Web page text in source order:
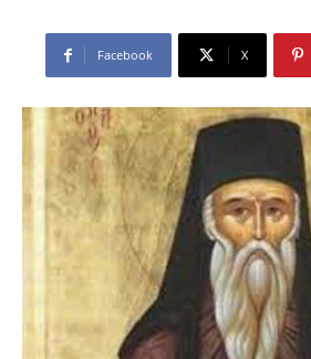
Facebook X